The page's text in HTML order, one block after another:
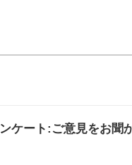
ケート:ご意見をお聞